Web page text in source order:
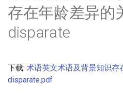
开
始
索
其他信息 [Processed Page
Metadata]
存在年龄差异的
disparate
下载: 术语英文术语及背景知识存
disparate.pdf